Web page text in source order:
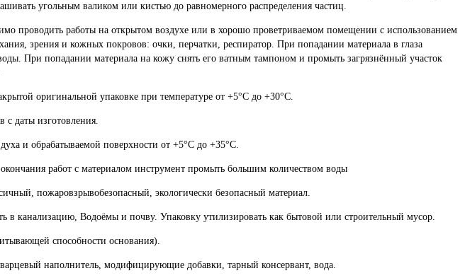
угольным валиком или кистью до равномерного распределения частиц.
проводить работы на открытом воздухе или в хорошо проветриваемом помещении с использованием
зрения и кожных покровов: очки, перчатки, респиратор. При попадании материала в глаза
При попадании материала на кожу снять его ватным тампоном и промыть загрязнённый участок
оригинальной упаковке при температуре от +5°С до +30°С.
с даты изготовления.
и обрабатываемой поверхности от +5°С до +35°C.
работ с материалом инструмент промыть большим количеством воды
пожаровзрывобезопасный, экологически безопасный материал.
в канализацию, Водоёмы и почву. Упаковку утилизировать как бытовой или строительный мусор.
способности основания).
наполнитель, модифицирующие добавки, тарный консервант, вода.